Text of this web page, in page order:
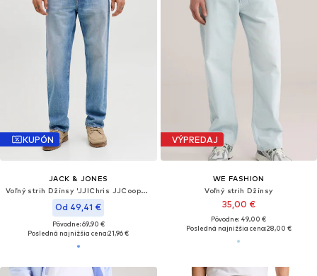
KUPÓN
JACK & JONES
Voľný strih Džínsy 'JJIChris JJCooper'
Od 49,41 €
Pôvodne: 69,90 €
Posledná najnižšia cena:21,96 €
VÝPREDAJ
WE FASHION
Voľný strih Džínsy
35,00 €
Pôvodne: 49,00 €
Posledná najnižšia cena:28,00 €